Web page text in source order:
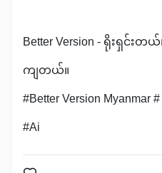
Better Version - ရိုးရှ
ကျတယ်။
#Better Version Myanmar
#Ai